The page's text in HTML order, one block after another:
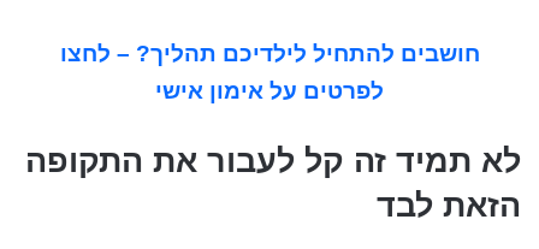
חושבים להתחיל לילדיכם תהליך? – לחצו
לפרטים על אימון אישי
לא תמיד זה קל לעבור את התקופה
הזאת לבד